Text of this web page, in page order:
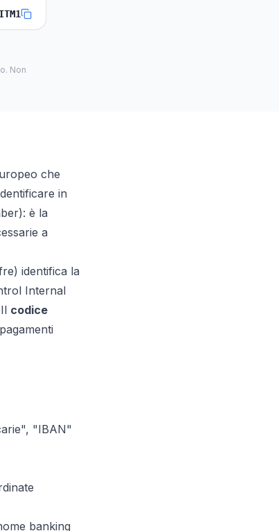
Non
che
in
è la
a
identifica la
Internal
codice
"IBAN"
banking